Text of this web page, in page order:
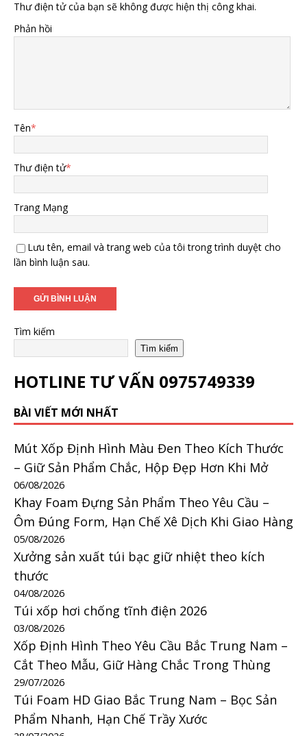
Thư điện tử của bạn sẽ không được hiện thị công khai.
Phản hồi
Tên*
Thư điện tử*
Trang Mạng
Lưu tên, email và trang web của tôi trong trình duyệt cho
lần bình luận sau.
Tìm kiếm
Tìm kiếm
HOTLINE TƯ VẤN 0975749339
BÀI VIẾT MỚI NHẤT
Mút Xốp Định Hình Màu Đen Theo Kích Thước
– Giữ Sản Phẩm Chắc, Hộp Đẹp Hơn Khi Mở
06/08/2026
Khay Foam Đựng Sản Phẩm Theo Yêu Cầu –
Ôm Đúng Form, Hạn Chế Xê Dịch Khi Giao Hàng
05/08/2026
Xưởng sản xuất túi bạc giữ nhiệt theo kích
thước
04/08/2026
Túi xốp hơi chống tĩnh điện 2026
03/08/2026
Xốp Định Hình Theo Yêu Cầu Bắc Trung Nam –
Cắt Theo Mẫu, Giữ Hàng Chắc Trong Thùng
29/07/2026
Túi Foam HD Giao Bắc Trung Nam – Bọc Sản
Phẩm Nhanh, Hạn Chế Trầy Xước